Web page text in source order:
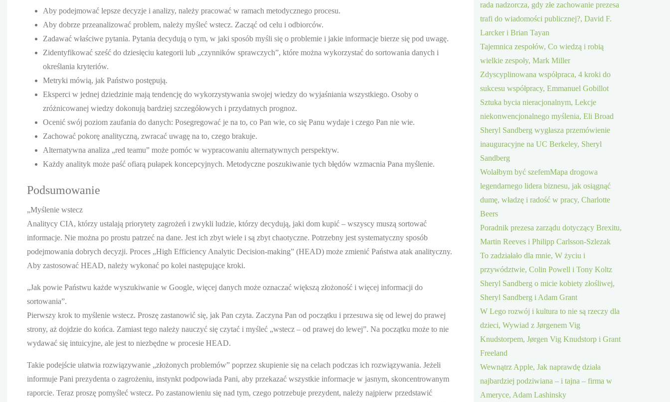
Aby podejmować lepsze decyzje i analizy, należy pracować w ramach metodycznego procesu.
Aby dobrze przeanalizować problem, należy myśleć wstecz. Zacząć od celu i odbiorców.
Zadawać właściwe pytania. Pytania decydują o tym, w jaki sposób myśli się o problemie i jakie informacje bierze się pod uwagę.
Zidentyfikować sześć do dziesięciu kategorii lub „czynników sprawczych”, które można wykorzystać do sortowania danych i
określania kryteriów.
Metryki mówią, jak Państwo postępują.
Eksperci w jednej dziedzinie mają tendencję do wykorzystywania swojej wiedzy do wyjaśniania wszystkiego. Osoby o
zróżnicowanej wiedzy dokonują bardziej szczegółowych i przydatnych prognoz.
Ocenić swój poziom zaufania do danych: Posegregować je na to, co Pan wie, co się Panu wydaje i czego Pan nie wie.
Zachować pokorę analityczną, zwracać uwagę na to, czego brakuje.
Alternatywna analiza „red teamu” może pomóc w wypracowaniu alternatywnych perspektyw.
Każdy analityk może paść ofiarą pułapek koncepcyjnych. Metodyczne poszukiwanie tych błędów wzmacnia Pana myślenie.
Podsumowanie
„Myślenie wstecz
Analitycy CIA, którzy ustalają priorytety zagrożeń i zwykli ludzie, którzy decydują, jaki dom kupić – wszyscy muszą sortować
informacje. Nie można po prostu patrzeć na dane. Jest ich zbyt wiele i są zbyt chaotyczne. Potrzebny jest systematyczny sposób
podejmowania dobrych decyzji. Proces „High Efficiency Analytic Decision-making” (HEAD) może zmienić Państwa atak analityczny.
Aby zastosować HEAD, należy wykonać po kolei następujące kroki.
„Jak powie Państwu każde wyszukiwanie w Google, więcej danych może oznaczać większą złożoność i więcej informacji do
sortowania”.
Pierwszy krok to myślenie wstecz. Proszę zastanowić się, jak Pan czyta. Zaczyna Pan od początku i przesuwa się od lewej do prawej
strony, aż dojdzie do końca. Zamiast tego należy nauczyć się czytać i myśleć „wstecz – od prawej do lewej”. Na początku może to nie
wydawać się intuicyjne, ale jest to niezbędne w procesie HEAD.
Takie podejście ułatwia rozwiązywanie „złożonych problemów” poprzez skupienie się na celach podczas ich rozwiązywania. Jeżeli
informuje Pani prezydenta o zagrożeniu, instynkt podpowiada Pani, aby przekazać wszystkie informacje w jasnym, skoncentrowanym
raporcie. Teraz proszę pomyśleć wstecz. Po zastanowieniu się nad tym, czego potrzebuje prezydent, należy najpierw przedstawić
rada nadzorcza, gdy złe zachowanie prezesa
trafi do wiadomości publicznej?, David F.
Larcker i Brian Tayan
Tajemnica zespołów, Co wiedzą i robią
wielkie zespoły, Mark Miller
Zdyscyplinowana współpraca, 4 kroki do
sukcesu współpracy, Emmanuel Gobillot
Sztuka bycia nieracjonalnym, Lekcje
niekonwencjonalnego myślenia, Eli Broad
Sheryl Sandberg wygłasza przemówienie
inauguracyjne na UC Berkeley, Sheryl
Sandberg
Wolałbym być szefemMapa drogowa
legendarnego lidera biznesu, jak osiągnąć
dumę, władzę i radość w pracy, Charlotte
Beers
Poradnik prezesa zarządu dotyczący Brexitu,
Martin Reeves i Philipp Carlsson-Szlezak
To zadziałało dla mnie, W życiu i
przywództwie, Colin Powell i Tony Koltz
Sheryl Sandberg o micie kobiety złośliwej,
Sheryl Sandberg i Adam Grant
W Lego rozwój i kultura to nie są rzeczy dla
dzieci, Wywiad z Jørgenem Vig
Knudstorpem, Jørgen Vig Knudstorp i Grant
Freeland
Wewnątrz Apple, Jak naprawdę działa
najbardziej podziwiana – i tajna – firma w
Ameryce, Adam Lashinsky